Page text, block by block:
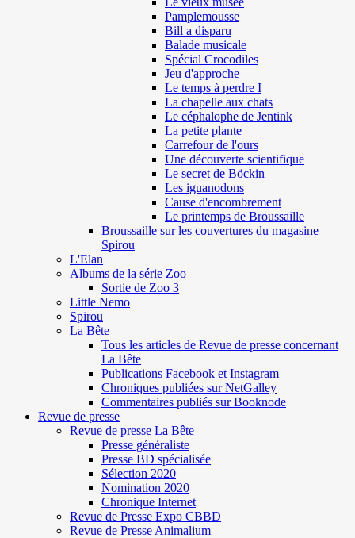
Pamplemousse
Bill a disparu
Balade musicale
Spécial Crocodiles
Jeu d'approche
Le temps à perdre I
La chapelle aux chats
Le céphalophe de Jentink
La petite plante
Carrefour de l'ours
Une découverte scientifique
Le secret de Böckin
Les iguanodons
Cause d'encombrement
Le printemps de Broussaille
Broussaille sur les couvertures du magasine
Spirou
L'Elan
Albums de la série Zoo
Sortie de Zoo 3
Little Nemo
Spirou
La Bête
Tous les articles de Revue de presse concernant
La Bête
Publications Facebook et Instagram
Chroniques publiées sur NetGalley
Commentaires publiés sur Booknode
Revue de presse
Revue de presse La Bête
Presse généraliste
Presse BD spécialisée
Sélection 2020
Nomination 2020
Chronique Internet
Revue de Presse Expo CBBD
Revue de Presse Animalium